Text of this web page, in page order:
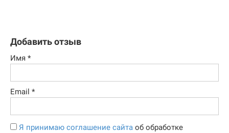
Добавить отзыв
Имя *
Email *
Я принимаю соглашение сайта об обработке